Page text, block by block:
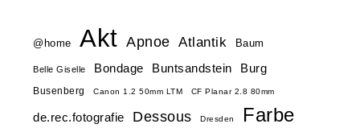
@home Akt Apnoe Atlantik Baum
Belle Giselle Bondage Buntsandstein Burg
Busenberg Canon 1.2 50mm LTM CF Planar 2.8 80mm
de.rec.fotografie Dessous Dresden Farbe